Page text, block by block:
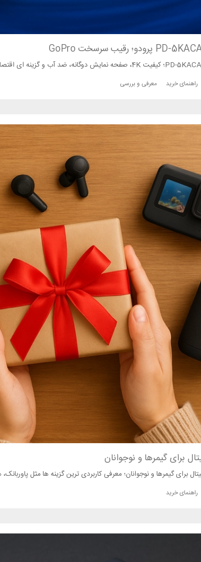
راهنمای خرید معرفی و بررسی
برای گیمرها و نوجوانان
برای گیمرها و نوجوانان؛ معرفی کاربردی‌ ترین گزینه‌ ها مثل
راهنمای خرید